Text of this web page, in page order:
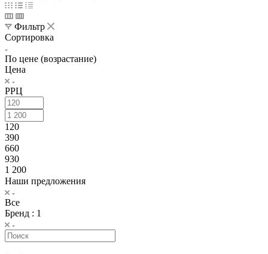
Фильтр
Сортировка
По цене (возрастание)
Цена
РРЦ
120
390
660
930
1 200
Наши предложения
Все
Бренд : 1